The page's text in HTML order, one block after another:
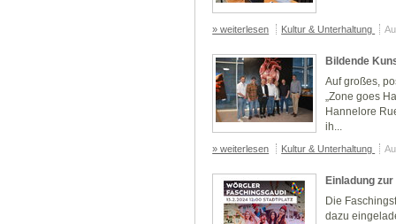
» weiterlesen Kultur & Unterhaltung
Bildende
Auf großes,
„Zone goes
Hannelore
ih...
» weiterlesen Kultur & Unterhaltung
Einladung
Die
dazu